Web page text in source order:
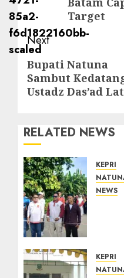
Target
Next
Next
post:
Bupati Natuna
Sambut
Ustadz Das’ad
RELATED NEWS
KEPRI
NEWS
KEPRI